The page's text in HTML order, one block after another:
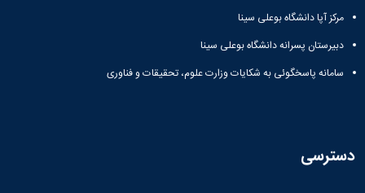
مرکز آپا دانشگاه بوعلی سینا
دبیرستان پسرانه دانشگاه بوعلی سینا
سامانه پاسخگوئی به شکایات وزارت علوم، تحقیقات و فناوری
دسترسی